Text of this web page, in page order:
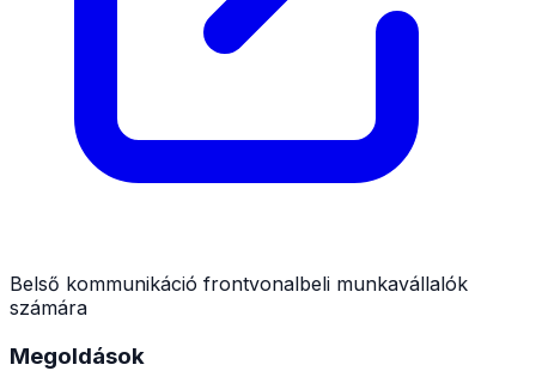
Belső kommunikáció frontvonalbeli munkavállalók
számára
Megoldások